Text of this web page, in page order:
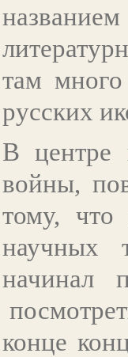
там
русских
В центре
войны,
тому, что
научных
начинал
конце